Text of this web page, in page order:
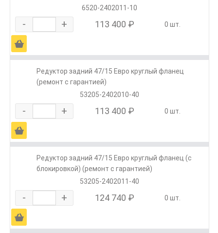
6520-2402011-10
- + 113 400 ₽ 0 шт.
Ä
Редуктор задний 47/15 Евро круглый фланец
(ремонт с гарантией)
53205-2402010-40
- + 113 400 ₽ 0 шт.
Ä
Редуктор задний 47/15 Евро круглый фланец (с
блокировкой) (ремонт с гарантией)
53205-2402011-40
- + 124 740 ₽ 0 шт.
Ä